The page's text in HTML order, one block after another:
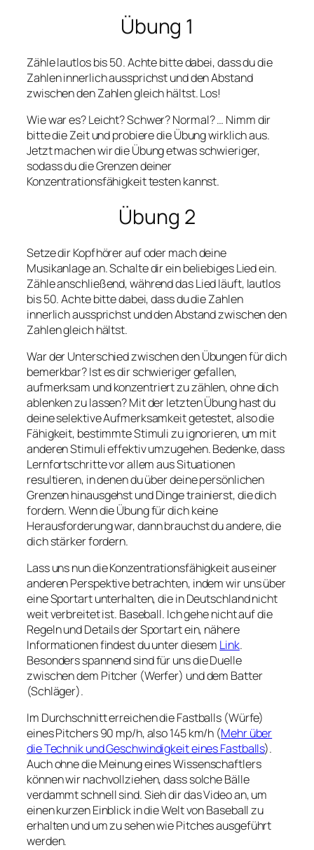
Übung 1
Zähle lautlos bis 50. Achte bitte dabei, dass du die
Zahlen innerlich aussprichst und den Abstand
zwischen den Zahlen gleich hältst. Los!
Wie war es? Leicht? Schwer? Normal? … Nimm dir
bitte die Zeit und probiere die Übung wirklich aus.
Jetzt machen wir die Übung etwas schwieriger,
sodass du die Grenzen deiner
Konzentrationsfähigkeit testen kannst.
Übung 2
Setze dir Kopfhörer auf oder mach deine
Musikanlage an. Schalte dir ein beliebiges Lied ein.
Zähle anschließend, während das Lied läuft, lautlos
bis 50. Achte bitte dabei, dass du die Zahlen
innerlich aussprichst und den Abstand zwischen den
Zahlen gleich hältst.
War der Unterschied zwischen den Übungen für dich
bemerkbar? Ist es dir schwieriger gefallen,
aufmerksam und konzentriert zu zählen, ohne dich
ablenken zu lassen? Mit der letzten Übung hast du
deine selektive Aufmerksamkeit getestet, also die
Fähigkeit, bestimmte Stimuli zu ignorieren, um mit
anderen Stimuli effektiv umzugehen. Bedenke, dass
Lernfortschritte vor allem aus Situationen
resultieren, in denen du über deine persönlichen
Grenzen hinausgehst und Dinge trainierst, die dich
fordern. Wenn die Übung für dich keine
Herausforderung war, dann brauchst du andere, die
dich stärker fordern.
Lass uns nun die Konzentrationsfähigkeit aus einer
anderen Perspektive betrachten, indem wir uns über
eine Sportart unterhalten, die in Deutschland nicht
weit verbreitet ist. Baseball. Ich gehe nicht auf die
Regeln und Details der Sportart ein, nähere
Informationen findest du unter diesem Link.
Besonders spannend sind für uns die Duelle
zwischen dem Pitcher (Werfer) und dem Batter
(Schläger).
Im Durchschnitt erreichen die Fastballs (Würfe)
eines Pitchers 90 mp/h, also 145 km/h (Mehr über
die Technik und Geschwindigkeit eines Fastballs).
Auch ohne die Meinung eines Wissenschaftlers
können wir nachvollziehen, dass solche Bälle
verdammt schnell sind. Sieh dir das Video an, um
einen kurzen Einblick in die Welt von Baseball zu
erhalten und um zu sehen wie Pitches ausgeführt
werden.